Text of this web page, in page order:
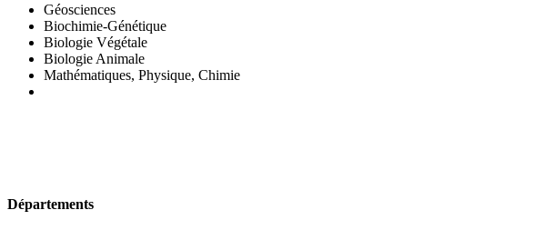
Géosciences
Biochimie-Génétique
Biologie Végétale
Biologie Animale
Mathématiques, Physique, Chimie
Départements